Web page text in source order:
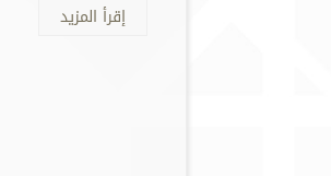
إقرأ المزيد